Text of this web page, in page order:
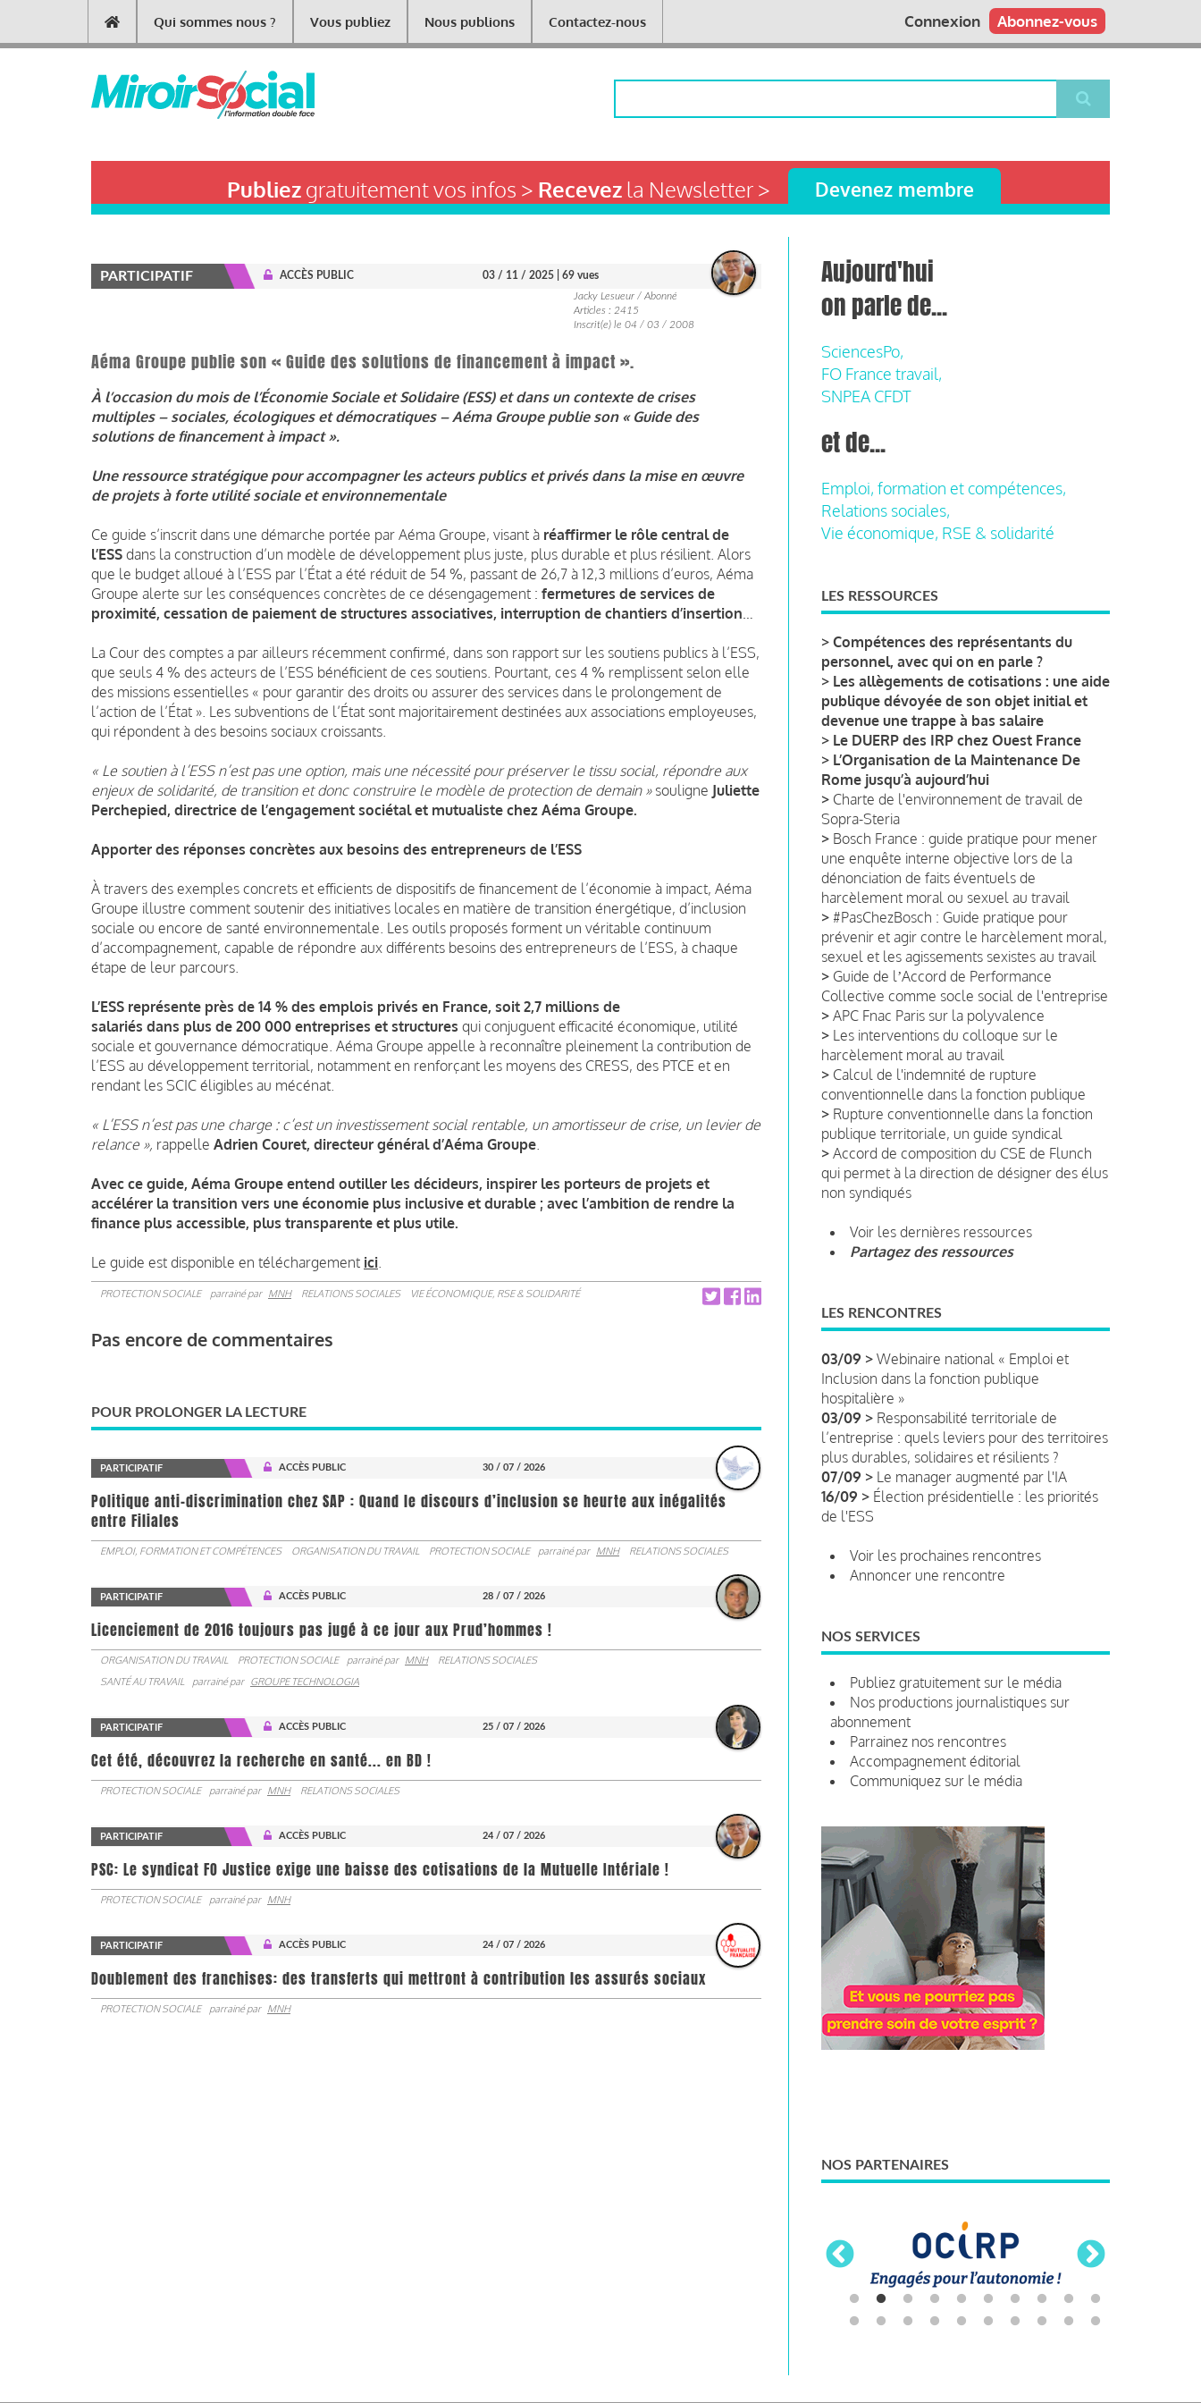
contenu
Main
navigation
Qui sommes nous ? Vous publiez Nous publions Contactez-nous Abonnez-vous
Connexion
Publiezgratuitement vos infos > Recevezla Newsletter > Devenez membre
PARTICIPATIF ACCÈS PUBLIC 03 / 11 / 2025
| 69 vues
Jacky Lesueur / Abonné
Articles : 2415
Inscrit(e) le 04 / 03 / 2008
Aéma Groupe publie son « Guide des solutions de financement à impact ».
À l’occasion du mois de l’Économie Sociale et Solidaire (ESS) et dans un contexte de crises
multiples – sociales, écologiques et démocratiques – Aéma Groupe publie son « Guide des
solutions de financement à impact ».
Une ressource stratégique pour accompagner les acteurs publics et privés dans la mise en œuvre
de projets à forte utilité sociale et environnementale
Ce guide s’inscrit dans une démarche portée par Aéma Groupe, visant à réaffirmer le rôle central de
l’ESS dans la construction d’un modèle de développement plus juste, plus durable et plus résilient. Alors
que le budget alloué à l’ESS par l’État a été réduit de 54 %, passant de 26,7 à 12,3 millions d’euros, Aéma
Groupe alerte sur les conséquences concrètes de ce désengagement : fermetures de services de
proximité, cessation de paiement de structures associatives, interruption de chantiers d’insertion
La Cour des comptes a par ailleurs récemment confirmé, dans son rapport sur les soutiens publics à l’ESS,
que seuls 4 % des acteurs de l’ESS bénéficient de ces soutiens. Pourtant, ces 4 % remplissent selon elle
des missions essentielles « pour garantir des droits ou assurer des services dans le prolongement de
l’action de l’État ». Les subventions de l’État sont majoritairement destinées aux associations employeuses,
qui répondent à des besoins sociaux croissants.
« Le soutien à l’ESS n’est pas une option, mais une nécessité pour préserver le tissu social, répondre aux
enjeux de solidarité, de transition et donc construire le modèle de protection de demain » souligne Juliette
Perchepied, directrice de l’engagement sociétal et mutualiste chez Aéma Groupe.
Apporter des réponses concrètes aux besoins des entrepreneurs de l’ESS
À travers des exemples concrets et efficients de dispositifs de financement de l’économie à impact, Aéma
Groupe illustre comment soutenir des initiatives locales en matière de transition énergétique, d’inclusion
sociale ou encore de santé environnementale. Les outils proposés forment un véritable continuum
d’accompagnement, capable de répondre aux différents besoins des entrepreneurs de l’ESS, à chaque
étape de leur parcours.
L’ESS représente près de 14 % des emplois privés en France, soit 2,7 millions de
salariés dans plus de 200 000 entreprises et structures qui conjuguent efficacité économique, utilité
sociale et gouvernance démocratique. Aéma Groupe appelle à reconnaître pleinement la contribution de
l’ESS au développement territorial, notamment en renforçant les moyens des CRESS, des PTCE et en
rendant les SCIC éligibles au mécénat.
« L’ESS n’est pas une charge : c’est un investissement social rentable, un amortisseur de crise, un levier de
relance », rappelle Adrien Couret, directeur général d’Aéma Groupe
Avec ce guide, Aéma Groupe entend outiller les décideurs, inspirer les porteurs de projets et
accélérer la transition vers une économie plus inclusive et durable ; avec l’ambition de rendre la
finance plus accessible, plus transparente et plus utile.
Le guide est disponible en téléchargement ici
PROTECTION SOCIALE parrainé par MNH RELATIONS SOCIALES VIE ÉCONOMIQUE, RSE & SOLIDARITÉ
Pas encore de commentaires
POUR PROLONGER LA LECTURE
PARTICIPATIF ACCÈS PUBLIC 30 / 07 / 2026
Politique anti-discrimination chez SAP : Quand le discours d’inclusion se heurte aux inégalités
entre Filiales
EMPLOI, FORMATION ET COMPÉTENCES ORGANISATION DU TRAVAIL PROTECTION SOCIALE parrainé par MNH RELATIONS SOCIALES
PARTICIPATIF ACCÈS PUBLIC 28 / 07 / 2026
Licenciement de 2016 toujours pas jugé à ce jour aux Prud’hommes !
ORGANISATION DU TRAVAIL PROTECTION SOCIALE parrainé par MNH
RELATIONS SOCIALES
SANTÉ AU TRAVAIL
parrainé par GROUPE TECHNOLOGIA
PARTICIPATIF ACCÈS PUBLIC 25 / 07 / 2026
Cet été, découvrez la recherche en santé... en BD !
PROTECTION SOCIALE parrainé par MNH RELATIONS SOCIALES
PARTICIPATIF ACCÈS PUBLIC 24 / 07 / 2026
PSC: Le syndicat FO Justice exige une baisse des cotisations de la Mutuelle Intériale !
PROTECTION SOCIALE parrainé par MNH
PARTICIPATIF ACCÈS PUBLIC 24 / 07 / 2026
Doublement des franchises: des transferts qui mettront à contribution les assurés sociaux
PROTECTION SOCIALE parrainé par MNH
Aujourd'hui
on parle de...
SciencesPo,
FO France travail,
SNPEA CFDT
et de...
Emploi, formation et compétences,
Relations sociales,
Vie économique, RSE & solidarité
LES RESSOURCES
> Compétences des représentants du
personnel, avec qui on en parle ?
> Les allègements de cotisations : une aide
publique dévoyée de son objet initial et
devenue une trappe à bas salaire
> Le DUERP des IRP chez Ouest France
> L’Organisation de la Maintenance De
Rome jusqu’à aujourd’hui
> Charte de l'environnement de travail de
Sopra-Steria
> Bosch France : guide pratique pour mener
une enquête interne objective lors de la
dénonciation de faits éventuels de
harcèlement moral ou sexuel au travail
> #PasChezBosch : Guide pratique pour
prévenir et agir contre le harcèlement moral,
sexuel et les agissements sexistes au travail
> Guide de lʼAccord de Performance
Collective comme socle social de l'entreprise
> APC Fnac Paris sur la polyvalence
> Les interventions du colloque sur le
harcèlement moral au travail
> Calcul de l'indemnité de rupture
conventionnelle dans la fonction publique
> Rupture conventionnelle dans la fonction
publique territoriale, un guide syndical
> Accord de composition du CSE de Flunch
qui permet à la direction de désigner des élus
non syndiqués
Voir les dernières ressources
Partagez des ressources
LES RENCONTRES
03/09 > Webinaire national « Emploi et
Inclusion dans la fonction publique
hospitalière »
03/09 > Responsabilité territoriale de
l’entreprise : quels leviers pour des territoires
plus durables, solidaires et résilients ?
07/09 > Le manager augmenté par l'IA
16/09 > Élection présidentielle : les priorités
de l'ESS
Voir les prochaines rencontres
Annoncer une rencontre
NOS SERVICES
Publiez gratuitement sur le média
Nos productions journalistiques sur
abonnement
Parrainez nos rencontres
Accompagnement éditorial
Communiquez sur le média
NOS PARTENAIRES